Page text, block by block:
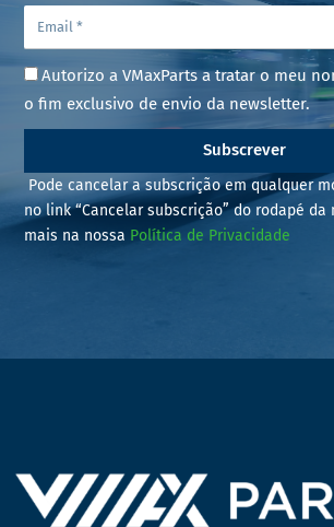
Autorizo a VMaxParts a tratar o meu
o fim exclusivo de envio da newsletter.
Subscrever
Pode cancelar a subscrição em qualquer
no link “Cancelar subscrição” do rodapé da
mais na nossa Política de Privacidade